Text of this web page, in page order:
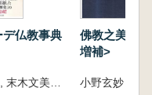
デ仏教事典
木村清孝, 末木文美士, 竹村牧男編 訳
佛教之美術
増補>
小野玄妙 著